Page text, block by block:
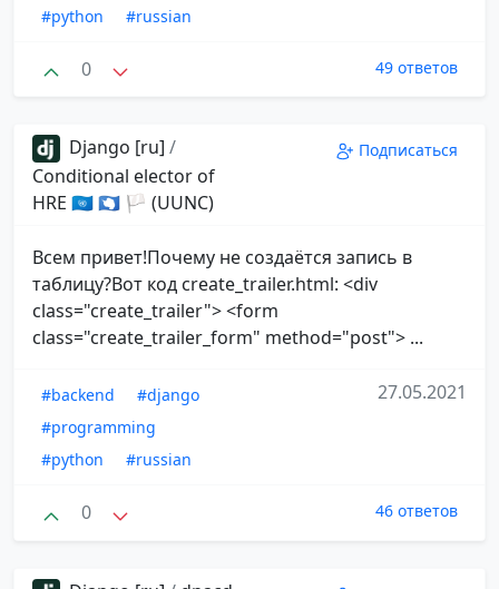
#python
#russian
0 49 ответов
Django [ru] /
Conditional elector of
HRE 🇺🇳 🇦🇶 🏳 (UUNC)
Подписаться
Всем привет!Почему не создаётся запись в
таблицу?Вот код create_trailer.html: <div
class="create_trailer"> <form
class="create_trailer_form" method="post"> ...
#backend
#django
#programming
#python
#russian
27.05.2021
0 46 ответов